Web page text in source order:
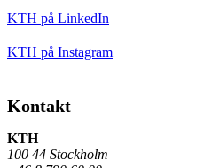
KTH på LinkedIn
KTH på Instagram
Kontakt
KTH
100 44 Stockholm